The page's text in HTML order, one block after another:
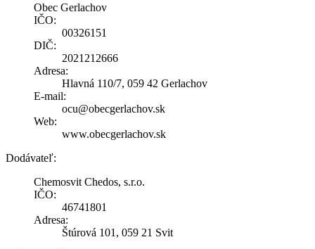
Obec Gerlachov
IČO:
00326151
DIČ:
2021212666
Adresa:
Hlavná 110/7, 059 42 Gerlachov
E-mail:
ocu@obecgerlachov.sk
Web:
www.obecgerlachov.sk
Dodávateľ:
Chemosvit Chedos, s.r.o.
IČO:
46741801
Adresa:
Štúrová 101, 059 21 Svit